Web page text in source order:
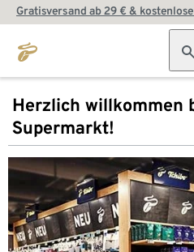
Gratisversand ab 29 € &
Herzlich willkommen
Supermarkt!